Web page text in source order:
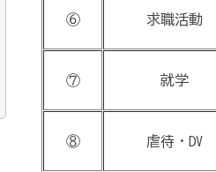
⑥ 求職活動
⑦ 就学
⑧ 虐待・DV